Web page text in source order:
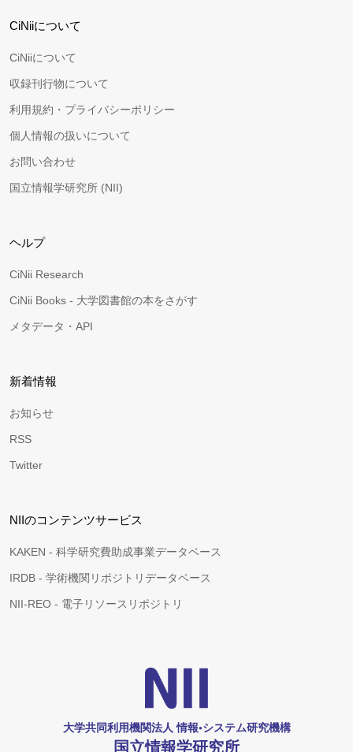
CiNiiについて
CiNiiについて
収録刊行物について
利用規約・プライバシーポリシー
個人情報の扱いについて
お問い合わせ
国立情報学研究所 (NII)
ヘルプ
CiNii Research
CiNii Books - 大学図書館の本をさがす
メタデータ・API
新着情報
お知らせ
RSS
Twitter
NIIのコンテンツサービス
KAKEN - 科学研究費助成事業データベース
IRDB - 学術機関リポジトリデータベース
NII-REO - 電子リソースリポジトリ
大学共同利用機関法人 情報•システム研究機構
国立情報学研究所